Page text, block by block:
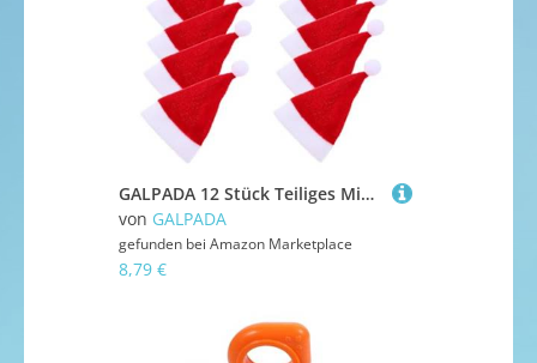
GALPADA 12 Stück Teiliges Mini Weihnachtsmützen aus Kleine Dekorative Lollipop Candy Caps und Flaschenhüte Festliche Weihnachtsdeko für Baum DIY Bastelprojekte Weihnachtsfeier
von GALPADA
gefunden bei Amazon Marketplace
8,79 €